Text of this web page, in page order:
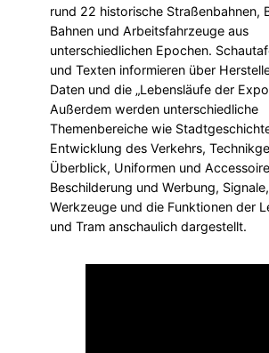
rund 22 historische Straßenbahnen,
Bahnen und Arbeitsfahrzeuge aus
unterschiedlichen Epochen.
und Texten informieren über
Daten und die „Lebensläufe der
Außerdem werden unterschiedliche
Themenbereiche wie
Entwicklung des Verkehrs,
Überblick, Uniformen und
Beschilderung und Werbung,
Werkzeuge und die Funktionen der
und Tram anschaulich dargestellt.